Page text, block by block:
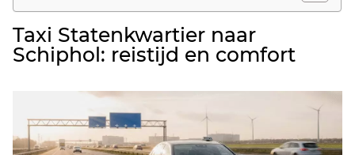
Taxi Statenkwartier naar
Schiphol: reistijd en comfort